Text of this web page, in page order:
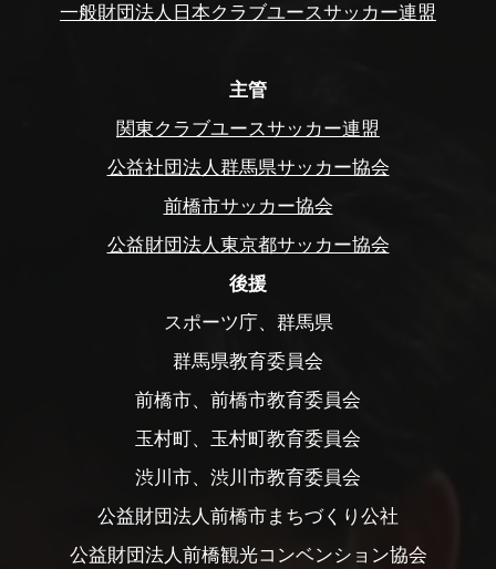
一般財団法人日本クラブユースサッカー連盟
主管
関東クラブユースサッカー連盟
公益社団法人群馬県サッカー協会
前橋市サッカー協会
公益財団法人東京都サッカー協会
後援
スポーツ庁、群馬県
群馬県教育委員会
前橋市、前橋市教育委員会
玉村町、玉村町教育委員会
渋川市、渋川市教育委員会
公益財団法人前橋市まちづくり公社
公益財団法人前橋観光コンベンション協会